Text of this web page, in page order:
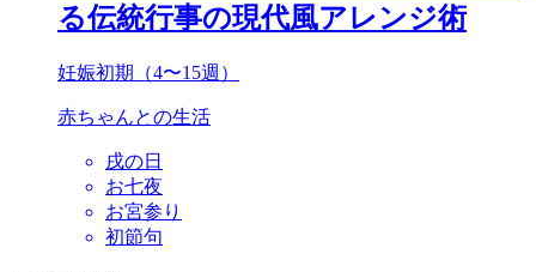
る伝統行事の現代風アレンジ術
妊娠初期（4〜15週）
赤ちゃんとの生活
戌の日
お七夜
お宮参り
初節句